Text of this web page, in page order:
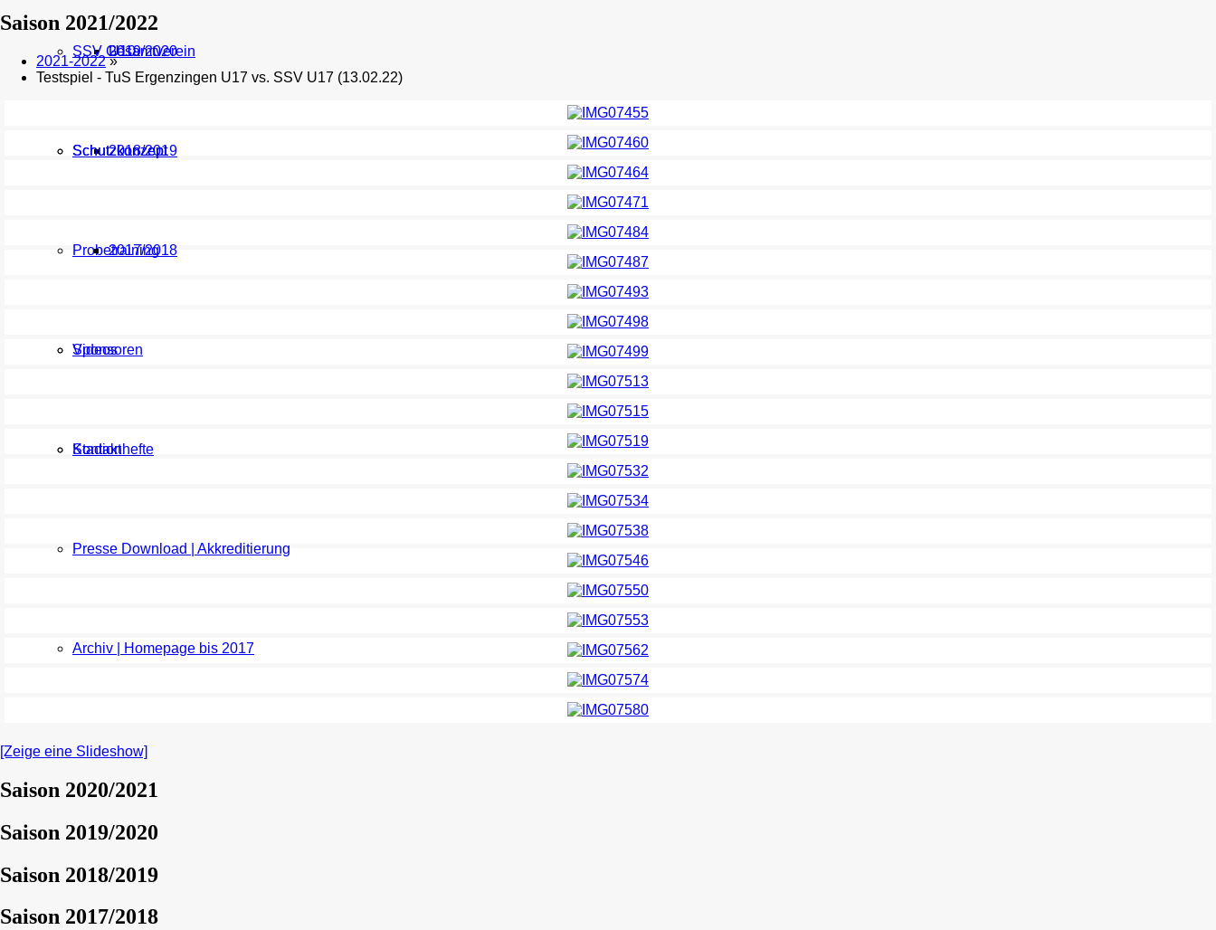
U10
Schutzkonzept
Probetraining
Sponsoren
Kontakt
2019/2020
2018/2019
2017/2018
Videos
Stadionhefte
Presse Download | Akkreditierung
Archiv | Homepage bis 2017
SSV Gesamtverein
Schutzkonzept
Saison 2021/2022
2021-2022 »
Testspiel - TuS Ergenzingen U17 vs. SSV U17 (13.02.22)
[Zeige eine Slideshow]
Saison 2020/2021
Saison 2019/2020
Saison 2018/2019
Saison 2017/2018